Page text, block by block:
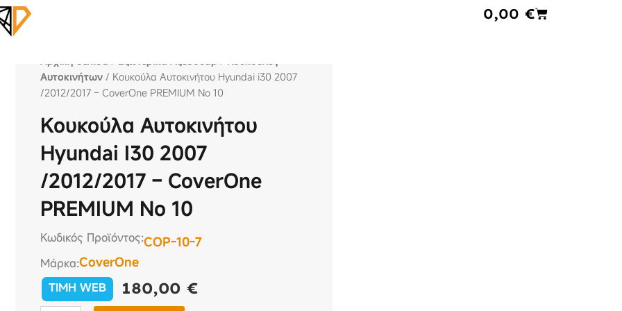
0,00€Cart
Αρχική σελίδα / Εξωτερικά Αξεσουάρ / Κουκούλες
Αυτοκινήτων / Κουκούλα Αυτοκινήτου Hyundai i30 2007
/2012/2017 – CoverOne PREMIUM No 10
Κουκούλα Αυτοκινήτου
Hyundai I30 2007
/2012/2017 – CoverOne
PREMIUM No 10
Κωδικός Προϊόντος:COP-10-7
Μάρκα:CoverOne
TIMH WEB 180,00€